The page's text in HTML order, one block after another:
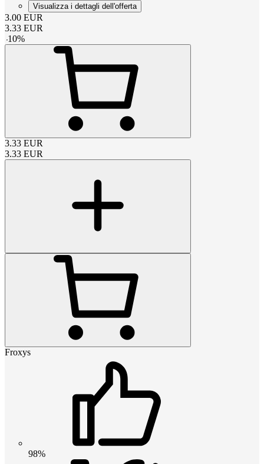
Visualizza i dettagli dell'offerta
3.00 EUR
3.33 EUR
-10%
3.33 EUR
3.33 EUR
Froxys
98%